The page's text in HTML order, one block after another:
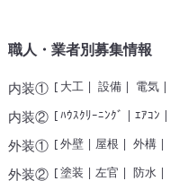
職人・業者別募集情報
内装①[ 大工| 設備| 電気|
内装②[ﾊｳｽｸﾘｰﾆﾝｸﾞ | ｴｱｺﾝ |
外装①[外壁| 屋根 | 外構|
外装②[塗装 | 左官 | 防水|